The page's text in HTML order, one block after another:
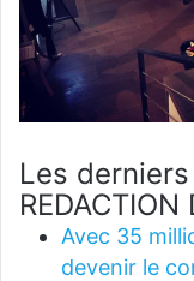
Les
REDACTION
Avec 35
devenir le